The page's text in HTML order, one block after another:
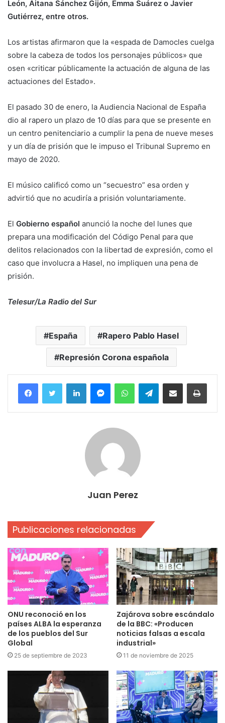
León, Aitana Sánchez Gijón, Emma Suárez o Javier
Gutiérrez, entre otros.
Los artistas afirmaron que la «espada de Damocles cuelga
sobre la cabeza de todos los personajes públicos» que
osen «criticar públicamente la actuación de alguna de las
actuaciones del Estado».
El pasado 30 de enero, la Audiencia Nacional de España
dio al rapero un plazo de 10 días para que se presente en
un centro penitenciario a cumplir la pena de nueve meses
y un día de prisión que le impuso el Tribunal Supremo en
mayo de 2020.
El músico calificó como un “secuestro” esa orden y
advirtió que no acudiría a prisión voluntariamente.
El Gobierno español anunció la noche del lunes que
prepara una modificación del Código Penal para que
delitos relacionados con la libertad de expresión, como el
caso que involucra a Hasel, no impliquen una pena de
prisión.
Telesur/La Radio del Sur
España Rapero Pablo Hasel
Represión Corona española
FacebookTwitter LinkedInMessengerWhatsAppTelegramCompartir por correo electrónico
Juan Perez
Publicaciones relacionadas
ONU reconoció en los
países ALBA la esperanza
de los pueblos del Sur
Global
25 de septiembre de 2023
Zajárova sobre escándalo
de la BBC: «Producen
noticias falsas a escala
industrial»
11 de noviembre de 2025